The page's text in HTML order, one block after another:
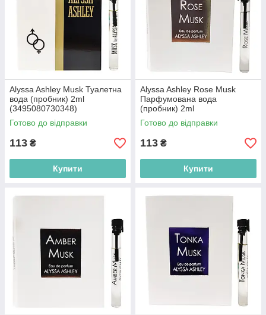
Alyssa Ashley Musk Туалетна
вода (пробник) 2ml
(3495080730348)
Готово до відправки
113 ₴
Купити
Alyssa Ashley Rose Musk
Парфумована вода
(пробник) 2ml
(3495080327104)
Готово до відправки
113 ₴
Купити